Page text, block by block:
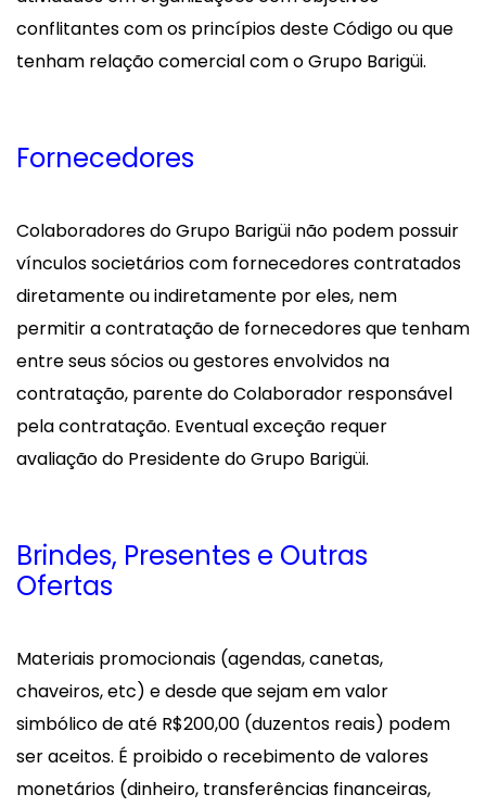
conflitantes com os princípios deste Código ou que
tenham relação comercial com o Grupo Barigüi.
Fornecedores
Colaboradores do Grupo Barigüi não podem possuir
vínculos societários com fornecedores contratados
diretamente ou indiretamente por eles, nem
permitir a contratação de fornecedores que tenham
entre seus sócios ou gestores envolvidos na
contratação, parente do Colaborador responsável
pela contratação. Eventual exceção requer
avaliação do Presidente do Grupo Barigüi.
Brindes, Presentes e Outras
Ofertas
Materiais promocionais (agendas, canetas,
chaveiros, etc) e desde que sejam em valor
simbólico de até R$200,00 (duzentos reais) podem
ser aceitos. É proibido o recebimento de valores
monetários (dinheiro, transferências financeiras,